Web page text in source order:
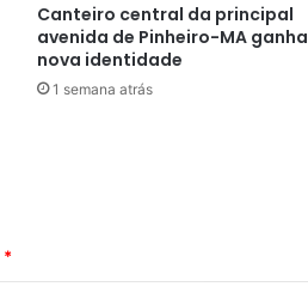
Canteiro central da principal
avenida de Pinheiro-MA ganha
nova identidade
1 semana atrás
*